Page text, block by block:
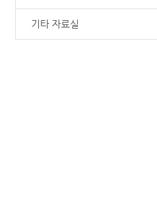
기타 자료실